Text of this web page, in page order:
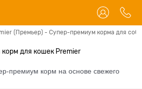
(Премьер) - Супер-премиум корма для
для кошек Premier
премиум корм на основе свежего